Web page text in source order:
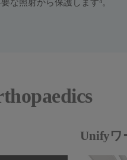
な照射から保護します⁴。
Unifyワ